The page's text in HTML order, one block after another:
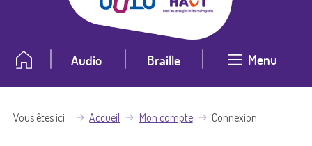
Audio Braille Menu
Vous êtes ici Accueil Mon compte Connexion